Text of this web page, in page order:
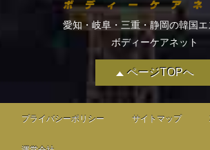
ページTOPへ
愛知・岐阜・三重・静岡の韓国エ
ボディーケアネット
プライバシーポリシー サイトマップ